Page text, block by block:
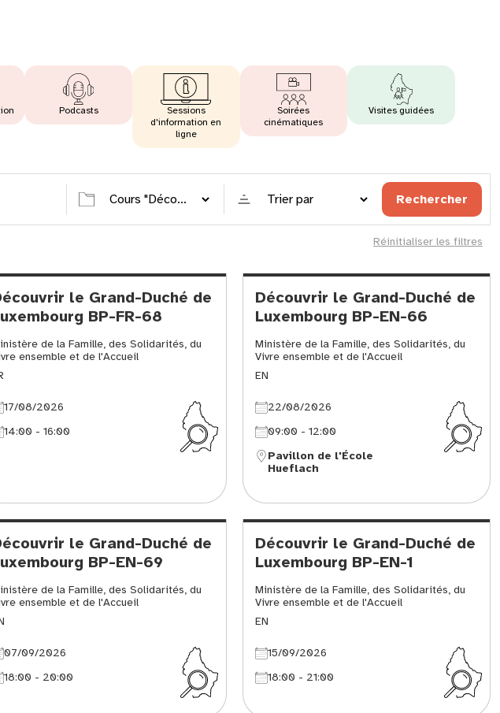
Podcasts
Sessions
d'information en
ligne
Soirées
cinématiques
Visites guidées
Catégorie
Trier
par
Rechercher
Réinitialiser les filtres
le Grand-Duché de
BP-FR-68
de la Famille, des Solidarités, du
ensemble et de l'Accueil
17/08/2026
14:00 - 16:00
Découvrir le Grand-Duché de
Luxembourg BP-EN-66
Ministère de la Famille, des Solidarités, du
Vivre ensemble et de l'Accueil
EN
22/08/2026
09:00 - 12:00
Pavillon de l'École
Hueflach
le Grand-Duché de
BP-EN-69
de la Famille, des Solidarités, du
ensemble et de l'Accueil
07/09/2026
18:00 - 20:00
Découvrir le Grand-Duché de
Luxembourg BP-EN-1
Ministère de la Famille, des Solidarités, du
Vivre ensemble et de l'Accueil
EN
15/09/2026
18:00 - 21:00